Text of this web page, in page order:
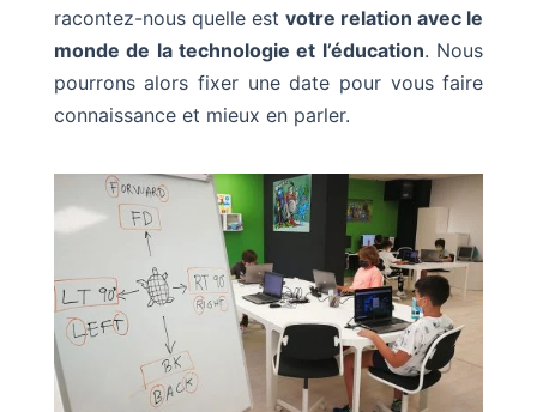
racontez-nous quelle est votre relation avec le
monde de la technologie et l’éducation. Nous
pourrons alors fixer une date pour vous faire
connaissance et mieux en parler.